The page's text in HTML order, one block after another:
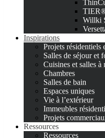
Willki
Inspirations
Projets résidentiels
Salles de séjour et
Cuisines et salles à
Chambres
Salles de bain
Espaces uniques
Vie à l’extérieur
Immeubles
Projets
Ressources
Ressources